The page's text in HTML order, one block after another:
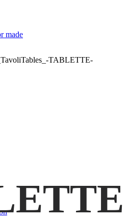
made